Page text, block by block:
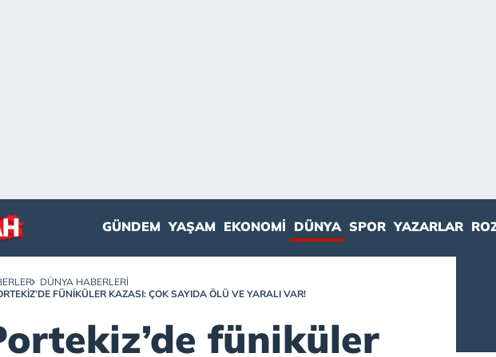
GÜNDEM YAŞAM EKONOMI DÜNYA SPOR YAZARLAR
DÜNYA HABERLERI
FÜNIKÜLER KAZASI: ÇOK SAYIDA ÖLÜ VE YARALI VAR!
füniküler